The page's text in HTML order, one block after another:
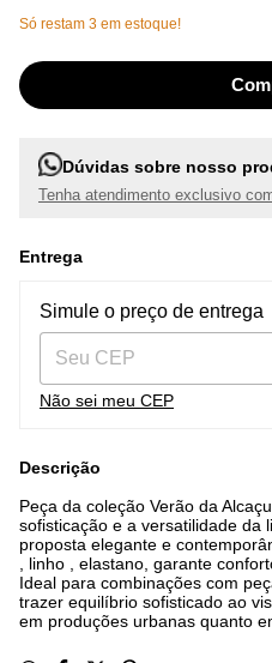
Só restam 3 em estoque!
Dúvidas sobre nosso
Tenha atendimento exclusivo
Entrega
Entregas para o CEP:
Simule o preço de entrega
Não sei meu CEP
Descrição
Peça da coleção Verão da
sofisticação e a versatilidade da
proposta elegante e
, linho , elastano, garante
Ideal para combinações com
trazer equilíbrio sofisticado ao
em produções urbanas quanto